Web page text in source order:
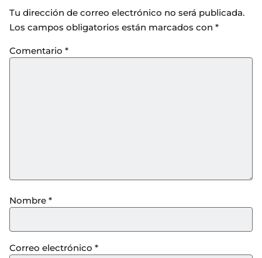
Tu dirección de correo electrónico no será publicada.
Los campos obligatorios están marcados con *
Comentario *
Nombre *
Correo electrónico *